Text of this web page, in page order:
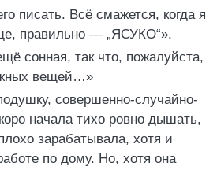
писать. Всё смажется, когда я
правильно — „ЯСУКО“».
сонная, так что, пожалуйста,
вещей…»
совершенно-случайно-
начала тихо ровно дышать,
зарабатывала, хотя и
по дому. Но, хотя она